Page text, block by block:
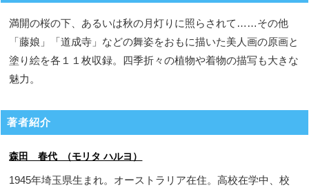
満開の桜の下、あるいは秋の月灯りに照らされて……その他
「藤娘」「道成寺」などの舞姿をおもに描いた美人画の原画と
塗り絵を各１１枚収録。四季折々の植物や着物の描写も大きな
魅力。
著者紹介
森田 春代 （モリタ ハルヨ）
1945年埼玉県生まれ。オーストラリア在住。高校在学中、校